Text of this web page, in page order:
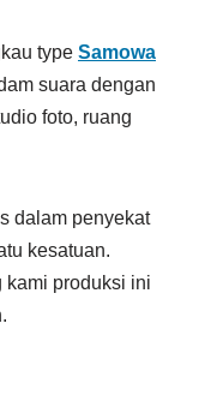
type Samowa
suara dengan
foto, ruang
dalam penyekat
kesatuan.
kami produksi ini